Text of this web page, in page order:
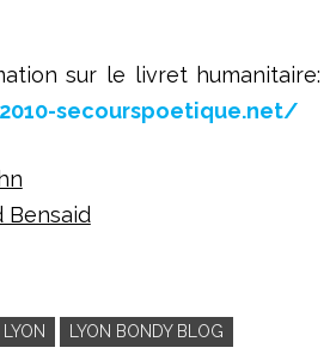
sur le livret humanitaire:
secourspoetique.net/
Bensaid
LYON LYON BONDY BLOG